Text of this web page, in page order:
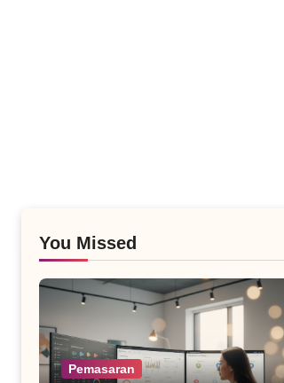
You Missed
Pemasaran